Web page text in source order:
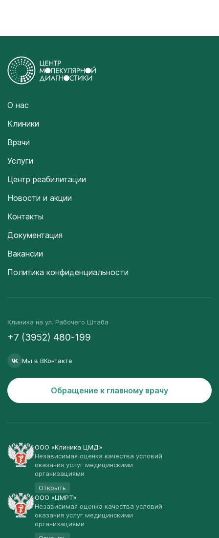
О нас
Клиники
Врачи
Услуги
Центр реабилитации
Новости и акции
Контакты
Документация
Вакансии
Политика конфиденциальности
Клиника на ул. Рабочего Штаба
+7 (3952) 480-199
Мы в ВКонтакте
Обращение к главному врачу
ООО «Клиника ЦМД»
Независимая оценка качества условий
оказания услуг медицинскими
организациями
Открыть
ООО «ЦМРТ»
Независимая оценка качества условий
оказания услуг медицинскими
организациями